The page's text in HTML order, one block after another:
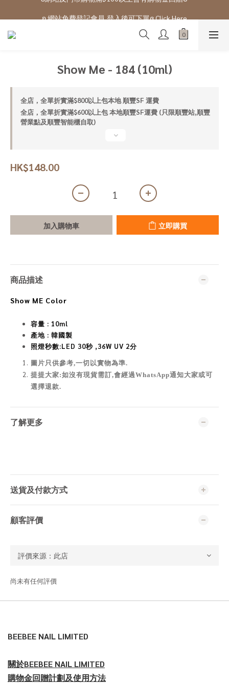
ʚ 網站免費登記會員,登入後可下單ɞ Click Here
Show Me - 184 (10ml)
全店，全單折實滿$800以上包本地 順豐SF 運費
全店，全單折實滿$600以上包 本地順豐SF運費 (只限順豐站,順豐
營業點及順豐智能櫃自取)
HK$148.00
加入購物車 立即購買
商品描述
Show ME Color
容量 : 10ml
產地 : 韓國製
照燈秒數:LED 30秒 ,36W UV 2分
圖片只供參考,一切以實物為準.
提提大家:如沒有現貨需訂,會經過WhatsApp通知大家或可
選擇退款.
了解更多
送貨及付款方式
顧客評價
尚未有任何評價
BEEBEE NAIL LIMITED
關於BEEBEE NAIL LIMITED
購物金回贈計劃及使用方法